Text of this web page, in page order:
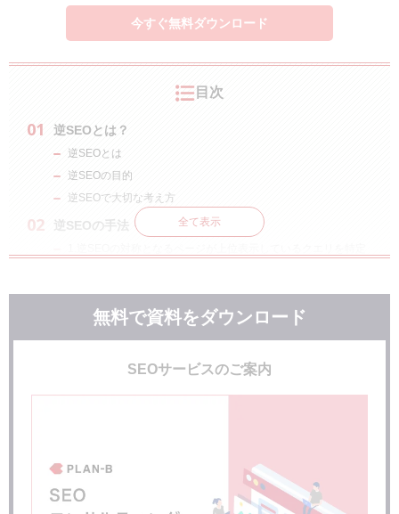
今すぐ無料ダウンロード
目次
逆SEOとは？
逆SEOとは
逆SEOの目的
逆SEOで大切な考え方
逆SEOの手法・進め方
3.上位化したサイトの順位を維持する
限りなくグレーな逆SEOの手法
コピーサイトを大量に作成する
ネガティブなコンテンツを発信しているメディアに削除依頼を
出す
全て表示
無料で資料をダウンロード
SEOサービスのご案内